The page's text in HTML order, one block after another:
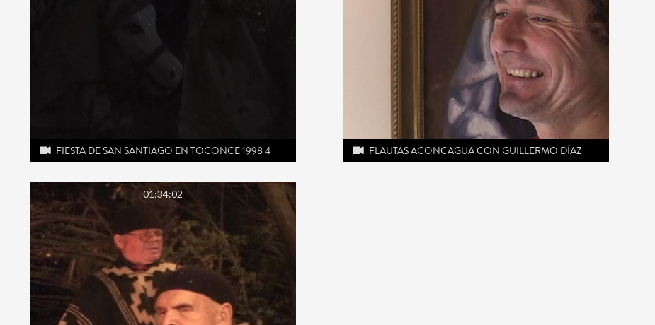
FIESTA DE SAN SANTIAGO EN TOCONCE 1998 4 FLAUTAS ACONCAGUA CON GUILLERMO DÍAZ
01:34:02